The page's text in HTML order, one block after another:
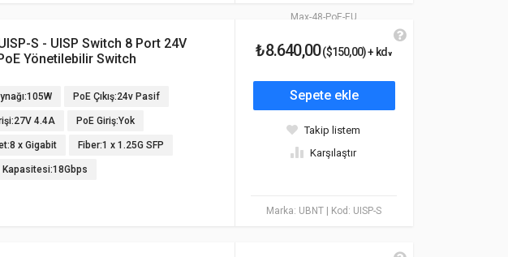
Max-48-PoE-EU
Marka: UBNT | Kod: UISP-S
S - UISP Switch 8 Port 24V
Yönetilebilir Switch
PoE Çıkış:24v Pasif
4.4A PoE Giriş:Yok
x Gigabit Fiber:1 x 1.25G SFP
₺8.640,00($150,00) + kdv
Sepete ekle
Takip listem
Karşılaştır